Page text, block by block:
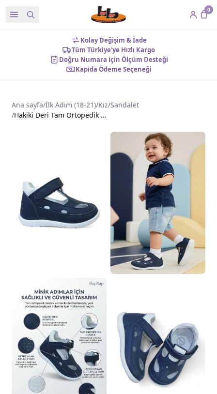
0
Kolay Değişim & İade
Tüm Türkiye'ye Hızlı Kargo
Doğru Numara için Ölçüm Desteği
Kapıda Ödeme Seçeneği
Ana sayfa/İlk Adım (18-21)/Kız/Sandalet
/
Hakiki Deri Tam Ortopedik Nefes Alan Kız İlk Adım Ayakkabı Lacivert